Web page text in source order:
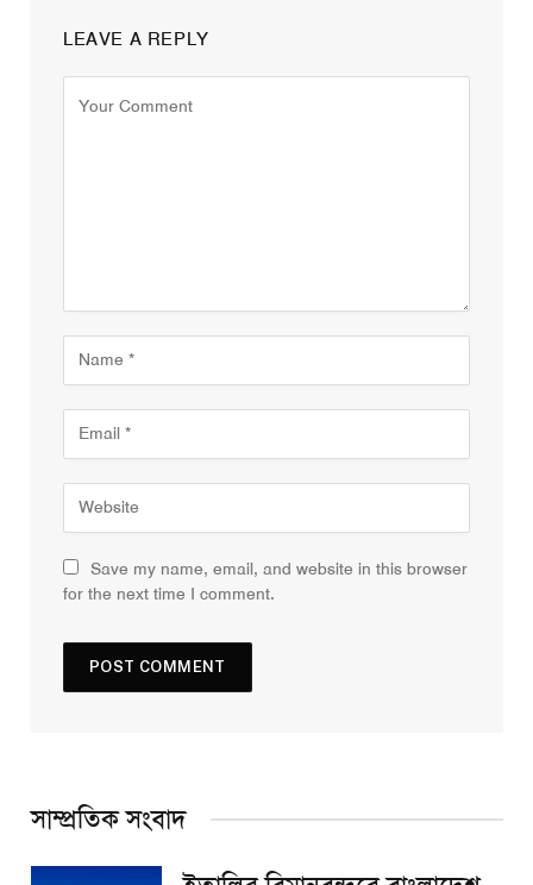
LEAVE A REPLY
Save my name, email, and website in this browser
for the next time I comment.
সাম্প্রতিক সংবাদ